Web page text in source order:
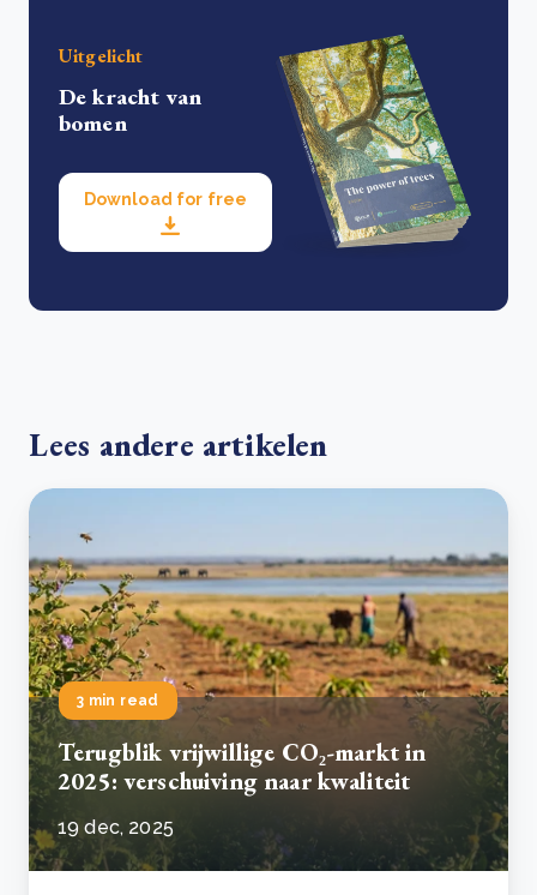
Uitgelicht
De kracht van
bomen
Download for free
Lees andere artikelen
3 min read
Terugblik vrijwillige CO₂-markt in
2025: verschuiving naar kwaliteit
19 dec, 2025